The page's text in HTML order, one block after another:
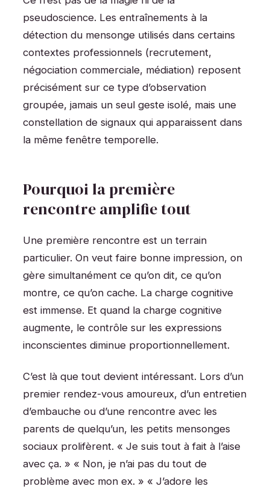
pseudoscience. Les entraînements à la
détection du mensonge utilisés dans certains
contextes professionnels (recrutement,
négociation commerciale, médiation) reposent
précisément sur ce type d’observation
groupée, jamais un seul geste isolé, mais une
constellation de signaux qui apparaissent dans
la même fenêtre temporelle.
Pourquoi la première
rencontre amplifie tout
Une première rencontre est un terrain
particulier. On veut faire bonne impression, on
gère simultanément ce qu’on dit, ce qu’on
montre, ce qu’on cache. La charge cognitive
est immense. Et quand la charge cognitive
augmente, le contrôle sur les expressions
inconscientes diminue proportionnellement.
C’est là que tout devient intéressant. Lors d’un
premier rendez-vous amoureux, d’un entretien
d’embauche ou d’une rencontre avec les
parents de quelqu’un, les petits mensonges
sociaux prolifèrent. « Je suis tout à fait à l’aise
avec ça. » « Non, je n’ai pas du tout de
problème avec mon ex. » « J’adore les